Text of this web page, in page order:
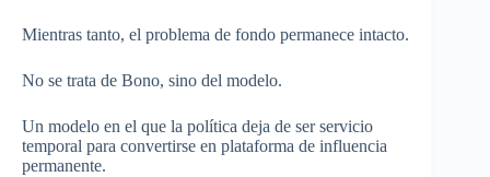
Mientras tanto, el problema de fondo permanece intacto.
No se trata de Bono, sino del modelo.
Un modelo en el que la política deja de ser servicio
temporal para convertirse en plataforma de influencia
permanente.